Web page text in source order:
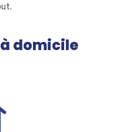
domicile